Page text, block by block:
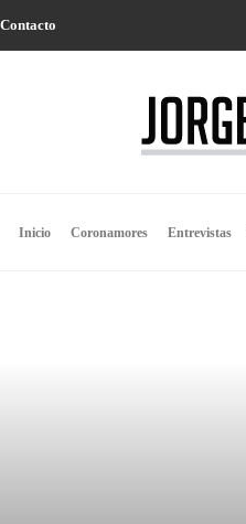
Contacto
Inicio Coronamores Entrevistas